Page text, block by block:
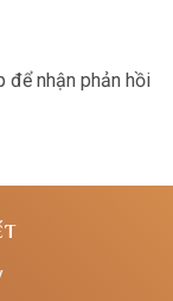
để nhận phản hồi